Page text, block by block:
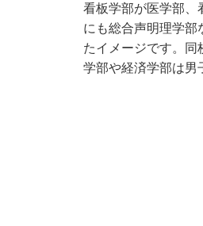
看板学部が医学部、
にも総合声明理学部
たイメージです。同
学部や経済学部は男